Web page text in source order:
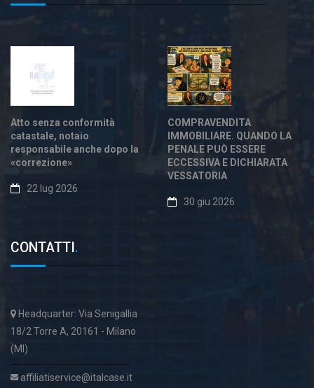
Atto senza conformità
catastale, notaio
responsabile anche dopo la
«correzione»
22 lug 2026
COMPRAVENDITA
IMMOBILIARE. QUANDO LA
PENALE PUÒ ESSERE
ECCESSIVA E DICHIARATA
VESSATORIA
30 giu 2026
CONTATTI .
Headquarter: Via Senigallia
18/2 Torre A, 20161 - Milano
(MI)
affiliatiservice@italcase.it